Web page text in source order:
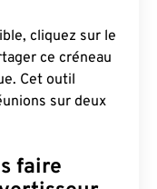
cliquez sur le
ce créneau
Cet outil
sur deux
faire